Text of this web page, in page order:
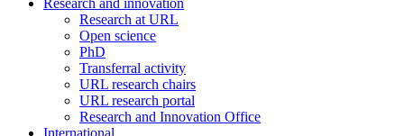
Research at URL
Open science
PhD
Transferral activity
URL research chairs
URL research portal
Research and Innovation Office
International